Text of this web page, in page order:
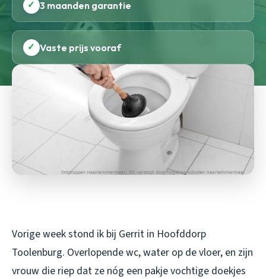
✓ 3 maanden garantie
✓ Vaste prijs vooraf
Vorige week stond ik bij Gerrit in Hoofddorp
Toolenburg. Overlopende wc, water op de vloer, en zijn
vrouw die riep dat ze nóg een pakje vochtige doekjes